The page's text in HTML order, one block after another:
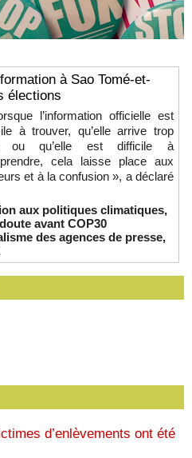
à Sao Tomé-et-
élections
l’information officielle est
à trouver, qu’elle arrive trop
ou qu’elle est difficile à
cela laisse place aux
et à la confusion », a déclaré
aux politiques climatiques,
avant COP30
des agences de presse,
d’enlèvements ont été